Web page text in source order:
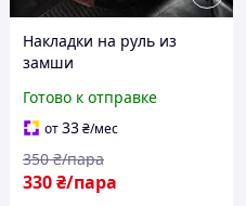
Накладки на руль из
замши
Готово к отправке
от33₴/мес
330₴/пара
350 ₴/пара